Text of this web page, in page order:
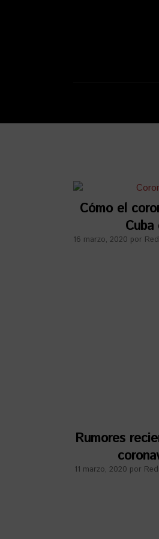
Cómo el
16 marzo, 2020 por
Rumores
11 marzo, 2020 por